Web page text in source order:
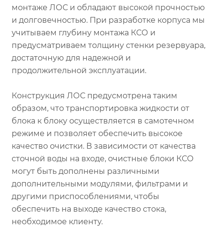
монтаже ЛОС и обладают высокой прочностью
и долговечностью. При разработке корпуса мы
учитываем глубину монтажа КСО и
предусматриваем толщину стенки резервуара,
достаточную для надежной и
продолжительной эксплуатации.
Конструкция ЛОС предусмотрена таким
образом, что транспортировка жидкости от
блока к блоку осуществляется в самотечном
режиме и позволяет обеспечить высокое
качество очистки. В зависимости от качества
сточной воды на входе, очистные блоки КСО
могут быть дополнены различными
дополнительными модулями, фильтрами и
другими приспособлениями, чтобы
обеспечить на выходе качество стока,
необходимое клиенту.